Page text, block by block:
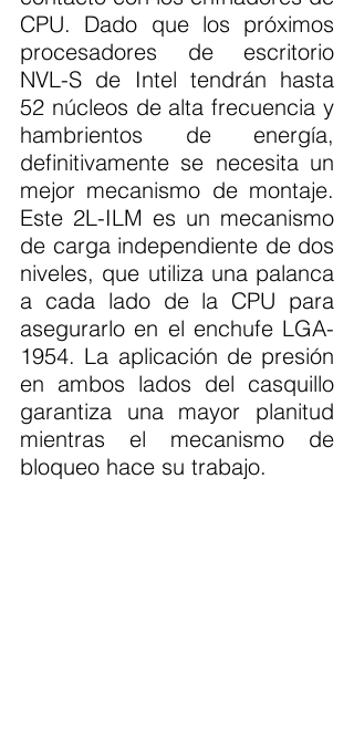
CPU. Dado que los próximos
procesadores de escritorio
NVL-S de Intel tendrán hasta
52 núcleos de alta frecuencia y
hambrientos de energía,
definitivamente se necesita un
mejor mecanismo de montaje.
Este 2L-ILM es un mecanismo
de carga independiente de dos
niveles, que utiliza una palanca
a cada lado de la CPU para
asegurarlo en el enchufe LGA-
1954. La aplicación de presión
en ambos lados del casquillo
garantiza una mayor planitud
mientras el mecanismo de
bloqueo hace su trabajo.